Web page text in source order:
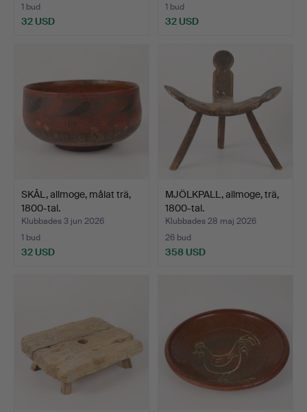
1 bud
32 USD
1 bud
32 USD
SKÅL, allmoge, målat trä,
1800-tal.
Klubbades 3 jun 2026
1 bud
32 USD
MJÖLKPALL, allmoge, trä,
1800-tal.
Klubbades 28 maj 2026
26 bud
358 USD